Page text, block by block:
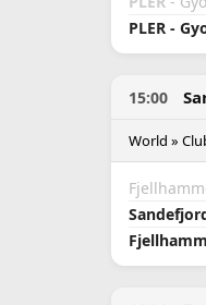
PLER -
15:00
World »